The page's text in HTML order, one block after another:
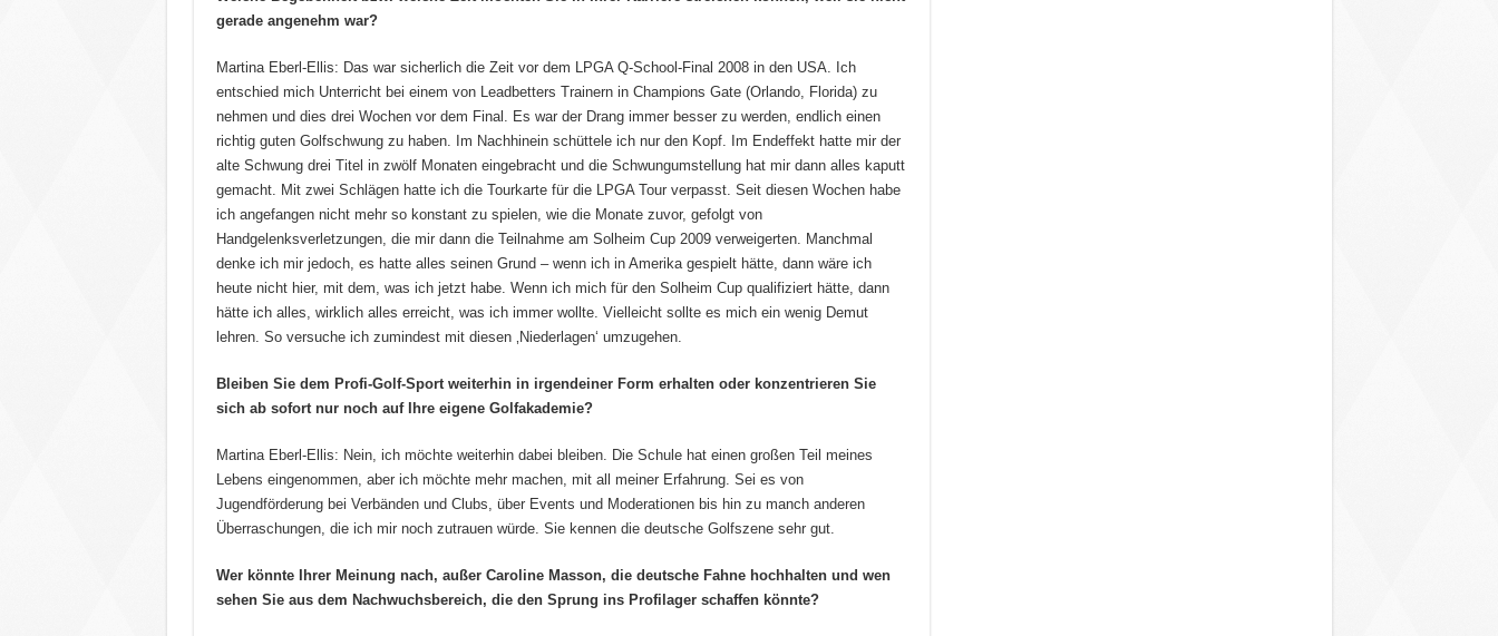
gerade angenehm war?
Martina Eberl-Ellis: Das war sicherlich die Zeit vor dem LPGA Q-School-Final 2008 in den USA. Ich
entschied mich Unterricht bei einem von Leadbetters Trainern in Champions Gate (Orlando, Florida) zu
nehmen und dies drei Wochen vor dem Final. Es war der Drang immer besser zu werden, endlich einen
richtig guten Golfschwung zu haben. Im Nachhinein schüttele ich nur den Kopf. Im Endeffekt hatte mir der
alte Schwung drei Titel in zwölf Monaten eingebracht und die Schwungumstellung hat mir dann alles kaputt
gemacht. Mit zwei Schlägen hatte ich die Tourkarte für die LPGA Tour verpasst. Seit diesen Wochen habe
ich angefangen nicht mehr so konstant zu spielen, wie die Monate zuvor, gefolgt von
Handgelenksverletzungen, die mir dann die Teilnahme am Solheim Cup 2009 verweigerten. Manchmal
denke ich mir jedoch, es hatte alles seinen Grund – wenn ich in Amerika gespielt hätte, dann wäre ich
heute nicht hier, mit dem, was ich jetzt habe. Wenn ich mich für den Solheim Cup qualifiziert hätte, dann
hätte ich alles, wirklich alles erreicht, was ich immer wollte. Vielleicht sollte es mich ein wenig Demut
lehren. So versuche ich zumindest mit diesen ‚Niederlagen‘ umzugehen.
Bleiben Sie dem Profi-Golf-Sport weiterhin in irgendeiner Form erhalten oder konzentrieren Sie
sich ab sofort nur noch auf Ihre eigene Golfakademie?
Martina Eberl-Ellis: Nein, ich möchte weiterhin dabei bleiben. Die Schule hat einen großen Teil meines
Lebens eingenommen, aber ich möchte mehr machen, mit all meiner Erfahrung. Sei es von
Jugendförderung bei Verbänden und Clubs, über Events und Moderationen bis hin zu manch anderen
Überraschungen, die ich mir noch zutrauen würde. Sie kennen die deutsche Golfszene sehr gut.
Wer könnte Ihrer Meinung nach, außer Caroline Masson, die deutsche Fahne hochhalten und wen
sehen Sie aus dem Nachwuchsbereich, die den Sprung ins Profilager schaffen könnte?